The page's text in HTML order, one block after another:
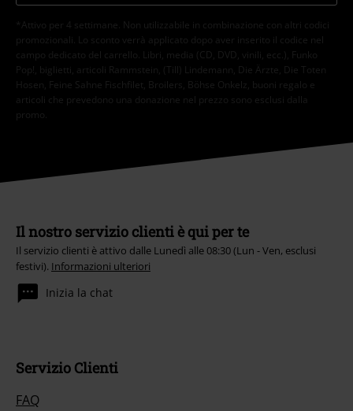
*Attivo per 4 settimane. Non utilizzabile in combinazione con altri codici
promozionali. Lo sconto verrà applicato dopo aver inserito il codice nel
campo dedicato del carrello. Libri, media (CD, DVD, vinili, ecc.), Funko
Pop!, biglietti, articoli Rammstein, (Till) Lindemann, Die Ärzte, Die Toten
Hosen, Feine Sahne Fischfilet, Broilers, Böhse Onkelz, buoni regalo e
articoli che prevedono una donazione nel prezzo sono esclusi dalla
promo.
Il nostro servizio clienti è qui per te
Il servizio clienti è attivo dalle Lunedì alle 08:30 (Lun - Ven, esclusi
festivi). Informazioni ulteriori
Inizia la chat
Servizio Clienti
FAQ